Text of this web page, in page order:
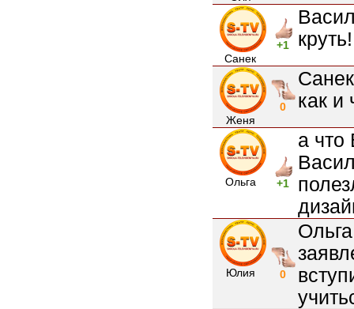
Санек
+1
Женя
0
как и
Ольга +1
а что
Юлия 0